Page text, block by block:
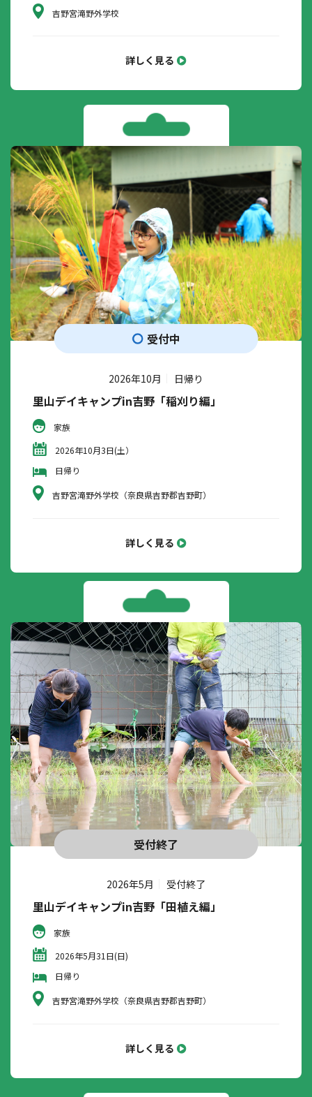
吉野宮滝野外学校
詳しく見る
受付中
2026年10月 日帰り
里山デイキャンプin吉野「稲刈り編」
家族
2026年10月3日(土）
日帰り
吉野宮滝野外学校（奈良県吉野郡吉野町）
詳しく見る
受付終了
2026年5月 受付終了
里山デイキャンプin吉野「田植え編」
家族
2026年5月31日(日)
日帰り
吉野宮滝野外学校（奈良県吉野郡吉野町）
詳しく見る